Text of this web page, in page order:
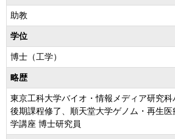
助教
学位
博士（工学）
略歴
東京工科大学バイオ・情報メディア研究
後期課程修了、順天堂大学ゲノム・再生
学講座 博士研究員